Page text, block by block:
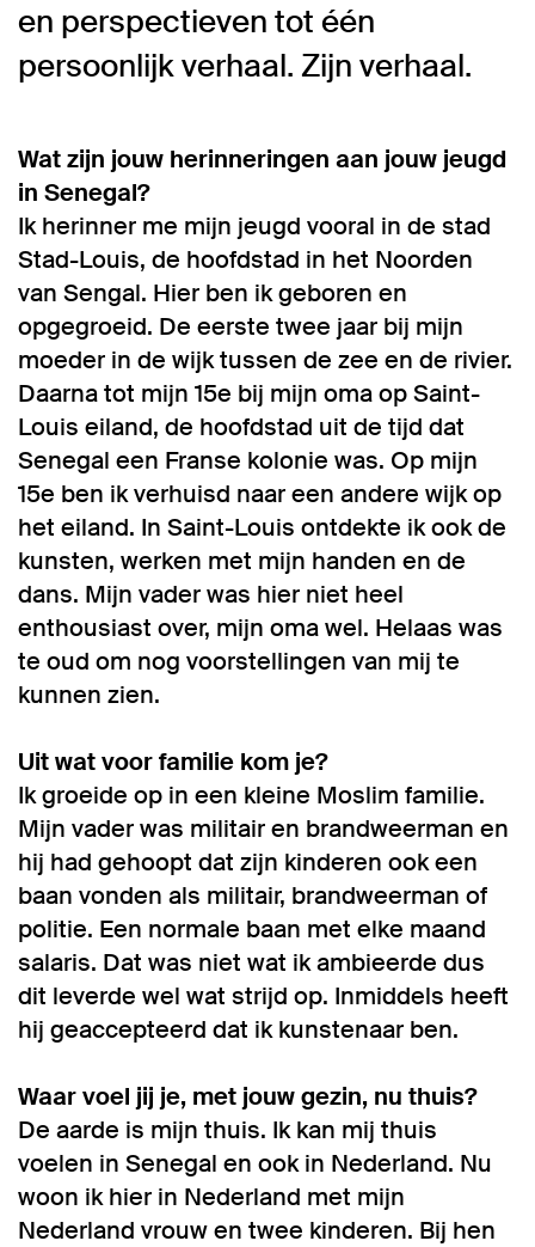
en perspectieven tot één
persoonlijk verhaal. Zijn verhaal.
Wat zijn jouw herinneringen aan jouw jeugd
in Senegal?
Ik herinner me mijn jeugd vooral in de stad
Stad-Louis, de hoofdstad in het Noorden
van Sengal. Hier ben ik geboren en
opgegroeid. De eerste twee jaar bij mijn
moeder in de wijk tussen de zee en de rivier.
Daarna tot mijn 15e bij mijn oma op Saint-
Louis eiland, de hoofdstad uit de tijd dat
Senegal een Franse kolonie was. Op mijn
15e ben ik verhuisd naar een andere wijk op
het eiland. In Saint-Louis ontdekte ik ook de
kunsten, werken met mijn handen en de
dans. Mijn vader was hier niet heel
enthousiast over, mijn oma wel. Helaas was
te oud om nog voorstellingen van mij te
kunnen zien.
Uit wat voor familie kom je?
Ik groeide op in een kleine Moslim familie.
Mijn vader was militair en brandweerman en
hij had gehoopt dat zijn kinderen ook een
baan vonden als militair, brandweerman of
politie. Een normale baan met elke maand
salaris. Dat was niet wat ik ambieerde dus
dit leverde wel wat strijd op. Inmiddels heeft
hij geaccepteerd dat ik kunstenaar ben.
Waar voel jij je, met jouw gezin, nu thuis?
De aarde is mijn thuis. Ik kan mij thuis
voelen in Senegal en ook in Nederland. Nu
woon ik hier in Nederland met mijn
Nederland vrouw en twee kinderen. Bij hen